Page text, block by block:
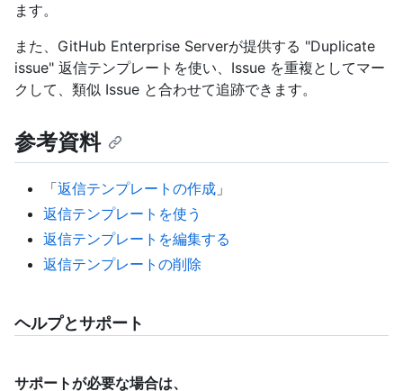
ます。
また、GitHub Enterprise Serverが提供する "Duplicate
issue" 返信テンプレートを使い、Issue を重複としてマー
クして、類似 Issue と合わせて追跡できます。
参考資料
「返信テンプレートの作成 」
返信テンプレートを使う
返信テンプレートを編集する
返信テンプレートの削除
ヘルプとサポート
サポートが必要な場合は、